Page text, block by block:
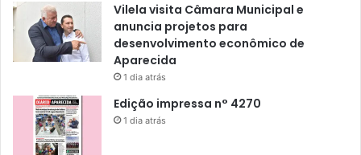
Vilela visita Câmara Municipal e
anuncia projetos para
desenvolvimento econômico de
Aparecida
1 dia atrás
Edição impressa n° 4270
1 dia atrás